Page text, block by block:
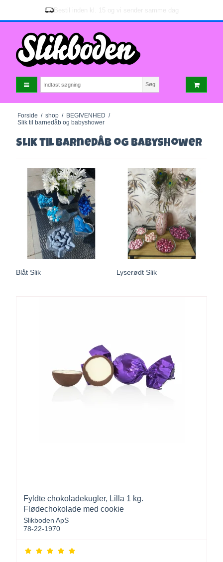
Kundeservice tlf. 51 90 67 14
Søg
Forside / shop / BEGIVENHED /
Slik til barnedåb og babyshower
Slik til barnedåb og babyshower
Blåt Slik Lyserødt Slik
Fyldte chokoladekugler, Lilla 1 kg.
Flødechokolade med cookie
Slikboden ApS
78-22-1970